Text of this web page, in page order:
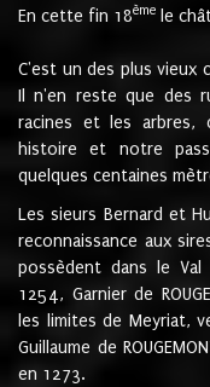
En cette fin 18ème le
C'est un des plus vieux
Il n'en reste que des
racines et les arbres,
histoire et notre
quelques centaines
Les sieurs Bernard et
reconnaissance aux
possèdent dans le
1254, Garnier de
les limites de Meyriat,
Guillaume de
en 1273.